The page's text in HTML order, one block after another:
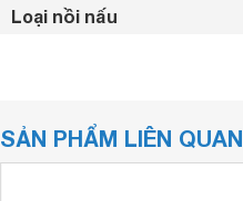
Loại nồi nấu
Kích thước
SẢN PHẨM LIÊN QUAN